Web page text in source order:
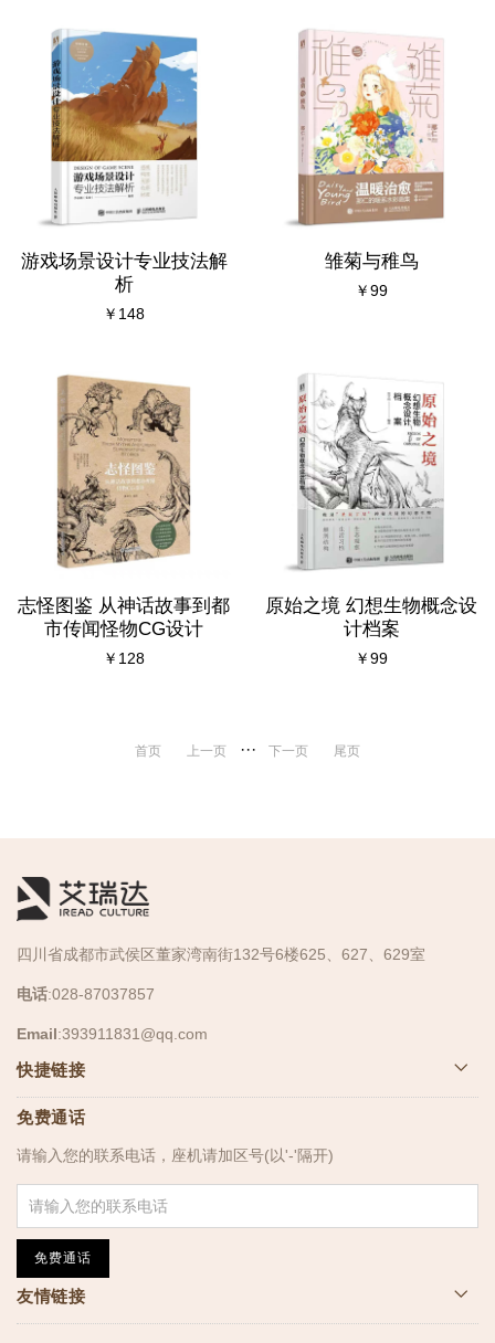
游戏场景设计专业技法解
析
￥148
雏菊与稚鸟
￥99
志怪图鉴 从神话故事到都
市传闻怪物CG设计
￥128
原始之境 幻想生物概念设
计档案
￥99
首页 上一页 ··· 下一页 尾页
四川省成都市武侯区董家湾南街132号6楼625、627、629室
电话:028-87037857
Email:393911831@qq.com
快捷链接
免费通话
请输入您的联系电话，座机请加区号(以'-'隔开)
免费通话
友情链接